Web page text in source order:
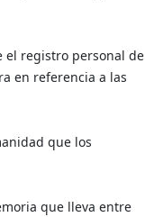
el registro personal de
en referencia a las
que los
que lleva entre